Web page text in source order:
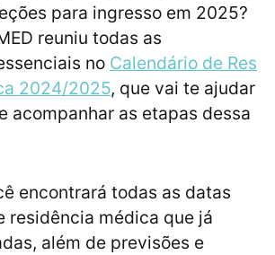
para ingresso em 2025?
reuniu todas as
no Calendário de Res
2024/2025, que vai te ajudar
acompanhar as etapas dessa
encontrará todas as datas
residência médica que já
além de previsões e